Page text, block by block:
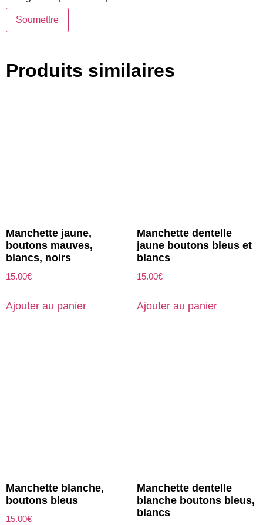
Produits similaires
Manchette jaune,
boutons mauves,
blancs, noirs
15.00€
Ajouter au panier
Manchette dentelle
jaune boutons bleus et
blancs
15.00€
Ajouter au panier
Manchette blanche,
boutons bleus
15.00€
Manchette dentelle
blanche boutons bleus,
blancs